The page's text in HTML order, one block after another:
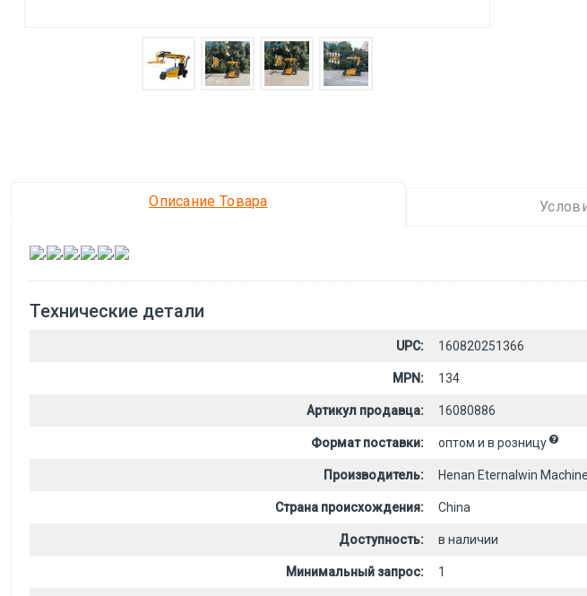
Описание Товара
, , , , ,
Технические детали
UPC: 160820251366
MPN: 134
Артикул продавца: 16080886
Формат поставки: оптом и в розницу
Производитель: Henan Eternalwin
Страна происхождения: China
Доступность: в наличии
Минимальный запрос: 1